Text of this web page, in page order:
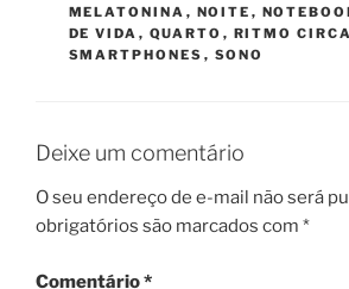
MELATONINA , NOITE ,
DE VIDA , QUARTO , RITMO
SMARTPHONES , SONO
Deixe um comentário
O seu endereço de e-mail não será
obrigatórios são marcados com *
Comentário*